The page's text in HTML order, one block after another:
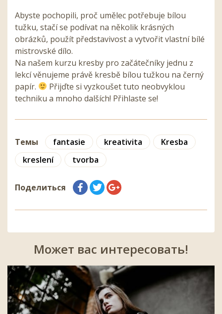
Abyste pochopili, proč umělec potřebuje bílou
tužku, stačí se podívat na několik krásných
obrázků, použít představivost a vytvořit vlastní bílé
mistrovské dílo.
Na našem kurzu kresby pro začátečníky jednu z
lekcí věnujeme právě kresbě bílou tužkou na černý
papír.
Přijďte si vyzkoušet tuto neobvyklou
techniku a mnoho dalších! Přihlaste se!
Темы fantasie kreativita
Kresba
kreslení
tvorba
Поделиться
Может вас интересовать!